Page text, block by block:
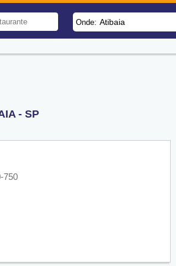
Onde: Atibaia
- SP
750